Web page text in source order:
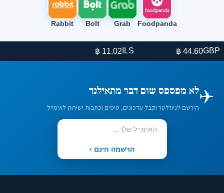
Foodpanda
Grab
Bolt
Rabbit
GBP
44.60 ฿
ILS
11.02 ฿
✈️לא מפספס שום דבר מתאילנד
הירשם לניוזלטר וקבל עדכונים, טיפים וכתבות ישירות לאימייל
הרשמה חינם ›